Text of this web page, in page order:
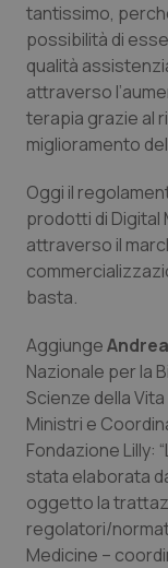
tantissimo,
possibilità di
qualità
attraverso
terapia grazie al
miglioramento
Oggi il
prodotti di Digital
attraverso il
basta.
Aggiunge
Nazionale per la
Scienze della
Ministri e
Fondazione Lilly:
stata elaborata
oggetto la
regolatori/
Medicine –